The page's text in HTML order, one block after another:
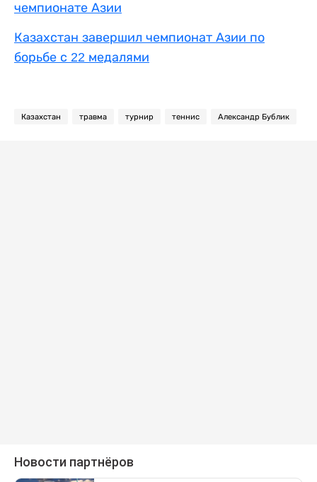
чемпионате Азии
Казахстан завершил чемпионат Азии по
борьбе с 22 медалями
Казахстан травма турнир теннис Александр Бублик